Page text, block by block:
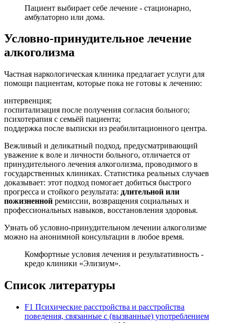
Пациент выбирает себе лечение - стационарно,
амбулаторно или дома.
Условно-принудительное лечение
алкоголизма
Частная наркологическая клиника предлагает услуги для
помощи пациентам, которые пока не готовы к лечению:
интервенция;
госпитализация после получения согласия больного;
психотерапия с семьёй пациента;
поддержка после выписки из реабилитационного центра.
Вежливый и деликатный подход, предусматривающий
уважение к воле и личности больного, отличается от
принудительного лечения алкоголизма, проводимого в
государственных клиниках. Статистика реальных случаев
доказывает: этот подход помогает добиться быстрого
прогресса и стойкого результата: длительной или
пожизненной ремиссии, возвращения социальных и
профессиональных навыков, восстановления здоровья.
Узнать об условно-принудительном лечении алкоголизме
можно на анонимной консультации в любое время.
Комфортные условия лечения и результативность -
кредо клиники «Элизиум».
Список литературы
F1 Психические расстройства и расстройства
поведения, связанные с (вызванные) употреблением